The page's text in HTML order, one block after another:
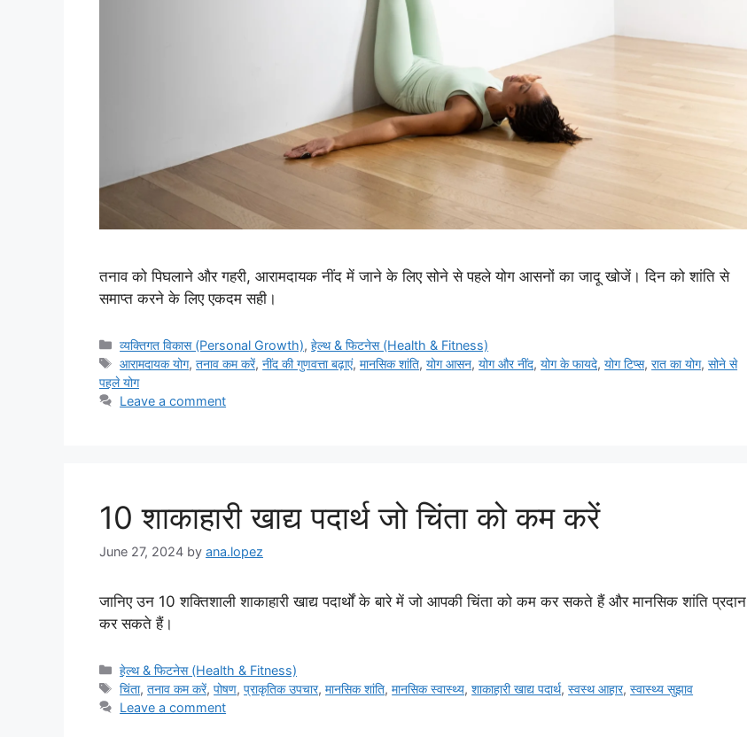
तनाव को पिघलाने और गहरी, आरामदायक नींद में जाने के लिए सोने से पहले योग आसनों का जादू खोजें। दिन को शांति से
समाप्त करने के लिए एकदम सही।
Categories
व्यक्तिगत विकास (Personal Growth),हेल्थ & फिटनेस (Health & Fitness)
Tags
आरामदायक योग,तनाव कम करें,नींद की गुणवत्ता बढ़ाएं,मानसिक शांति,योग आसन,योग और नींद,योग के फायदे,योग टिप्स,रात का योग,सोने से
पहले योग
Leave a comment
10 शाकाहारी खाद्य पदार्थ जो चिंता को कम करें
June 27, 2024 by ana.lopez
जानिए उन 10 शक्तिशाली शाकाहारी खाद्य पदार्थों के बारे में जो आपकी चिंता को कम कर सकते हैं और मानसिक शांति प्रदान
कर सकते हैं।
Categories
हेल्थ & फिटनेस (Health & Fitness)
Tags
चिंता,तनाव कम करें,पोषण,प्राकृतिक उपचार,मानसिक शांति,मानसिक स्वास्थ्य,शाकाहारी खाद्य पदार्थ,स्वस्थ आहार,स्वास्थ्य सुझाव
Leave a comment